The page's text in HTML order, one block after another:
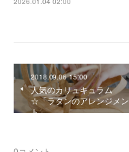
2018.09.06 15:00
人気のカリュキュラム
☆「ラタンのアレンジメン
ト」